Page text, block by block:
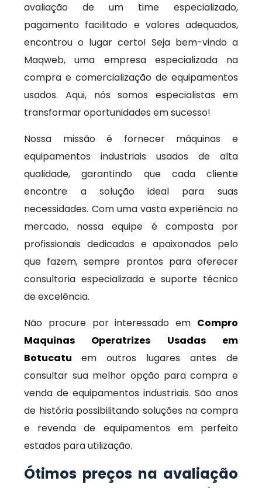
avaliação de um time especializado,
pagamento facilitado e valores adequados,
encontrou o lugar certo! Seja bem-vindo a
Maqweb, uma empresa especializada na
compra e comercialização de equipamentos
usados. Aqui, nós somos especialistas em
transformar oportunidades em sucesso!
Nossa missão é fornecer máquinas e
equipamentos industriais usados de alta
qualidade, garantindo que cada cliente
encontre a solução ideal para suas
necessidades. Com uma vasta experiência no
mercado, nossa equipe é composta por
profissionais dedicados e apaixonados pelo
que fazem, sempre prontos para oferecer
consultoria especializada e suporte técnico
de excelência.
Não procure por interessado em Compro
Maquinas Operatrizes Usadas em
Botucatuem outros lugares antes de
consultar sua melhor opção para compra e
venda de equipamentos industriais. São anos
de história possibilitando soluções na compra
e revenda de equipamentos em perfeito
estados para utilização.
Ótimos preços na avaliação